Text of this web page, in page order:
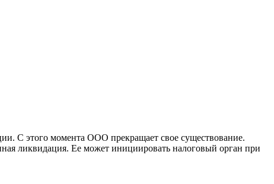
С этого момента ООО прекращает свое существование.
ликвидация. Ее может инициировать налоговый орган при